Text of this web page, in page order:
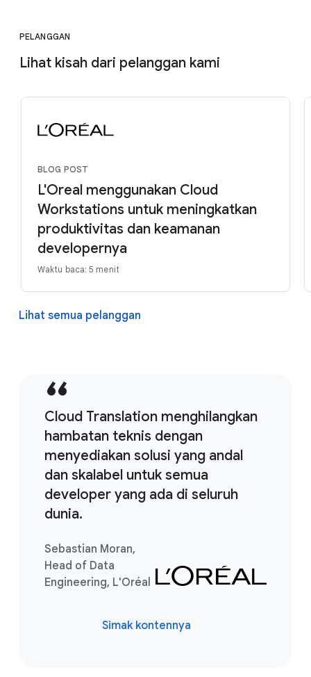
PELANGGAN
Lihat kisah dari pelanggan kami
BLOG POST
L'Oreal menggunakan Cloud
Workstations untuk meningkatkan
produktivitas dan keamanan
developernya
Waktu baca: 5 menit
Lihat semua pelanggan
Cloud Translation menghilangkan
hambatan teknis dengan
menyediakan solusi yang andal
dan skalabel untuk semua
developer yang ada di seluruh
dunia.
Sebastian Moran,
Head of Data
Engineering, L'Oréal
Simak kontennya